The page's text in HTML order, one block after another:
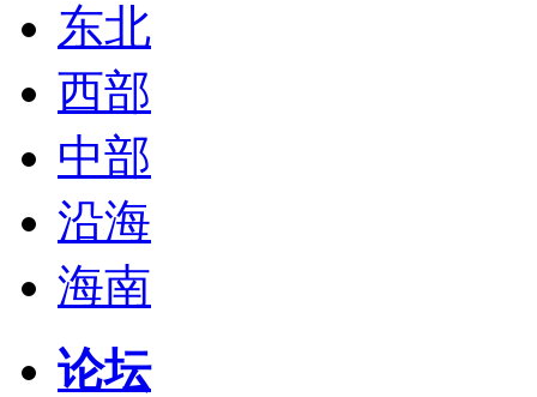
东北
西部
中部
沿海
海南
论坛